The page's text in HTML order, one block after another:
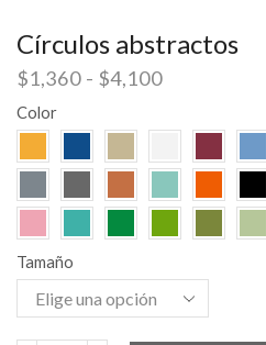
Círculos abstractos
$1,360 - $4,100
Color
Tamaño